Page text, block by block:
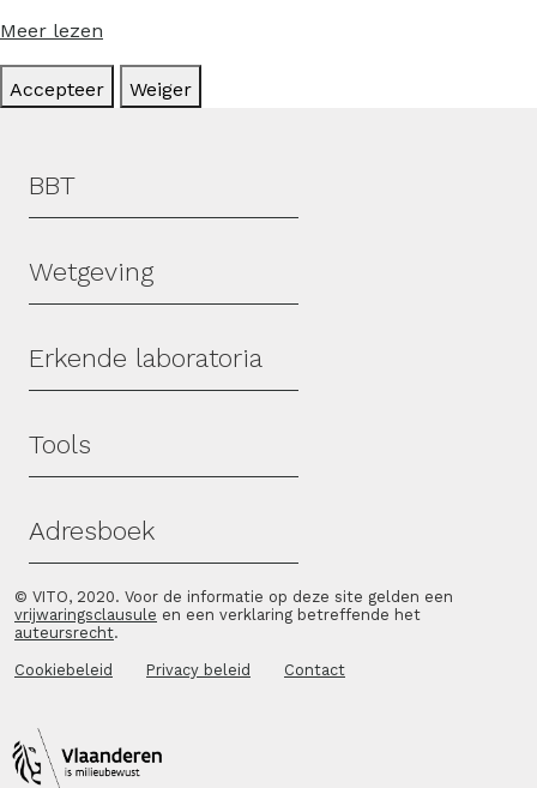
Meer lezen
Accepteer Weiger
Hoofdmenu
BBT
Wetgeving
Erkende laboratoria
Tools
Adresboek
© VITO, 2020. Voor de informatie op deze site gelden een
vrijwaringsclausule en een verklaring betreffende het
auteursrecht.
Cookiebeleid Privacy beleid Contact